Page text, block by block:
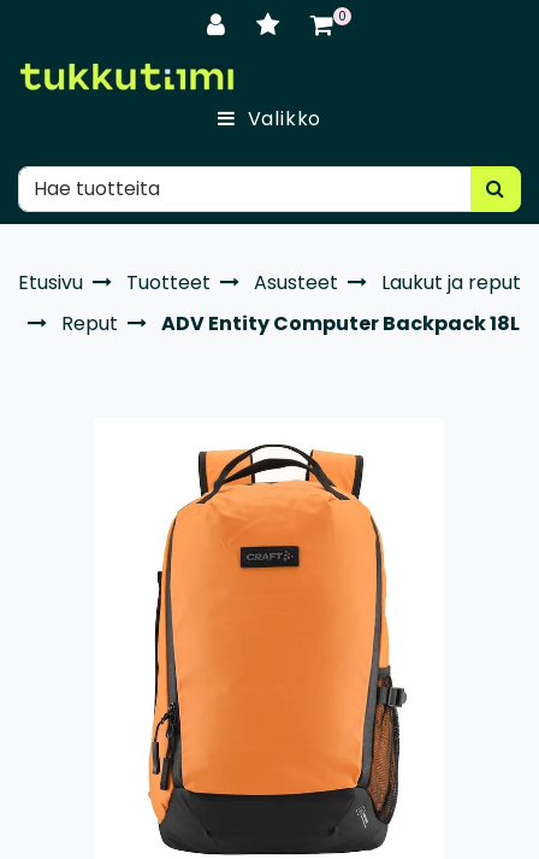
0
Valikko
Etusivu Tuotteet Asusteet
Laukut ja reput
Reput
ADV Entity Computer Backpack 18L